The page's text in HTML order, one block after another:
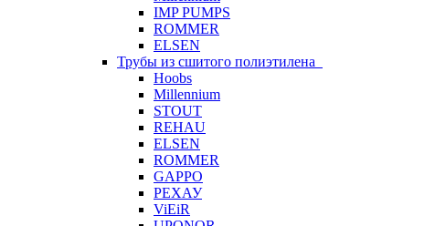
IMP PUMPS
ROMMER
ELSEN
Трубы из сшитого полиэтилена
Hoobs
Millennium
STOUT
REHAU
ELSEN
ROMMER
GAPPO
РЕХАУ
ViEiR